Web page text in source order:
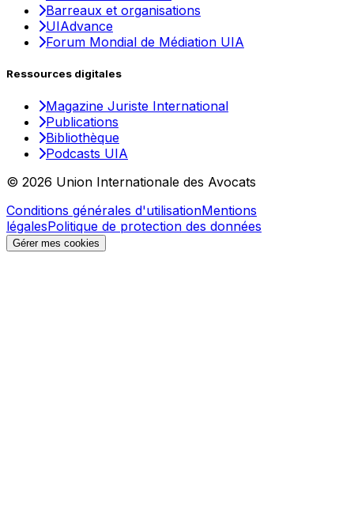
Barreaux et organisations
UIAdvance
Forum Mondial de Médiation UIA
Ressources digitales
Magazine Juriste International
Publications
Bibliothèque
Podcasts UIA
© 2026 Union Internationale des Avocats
Conditions générales d'utilisationMentions
légalesPolitique de protection des données
Gérer mes cookies